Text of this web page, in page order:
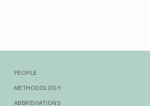
People
Methodology
Abbreviations